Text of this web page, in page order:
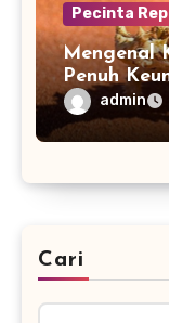
Pecinta
Mengenal
Penuh
admin
Cari